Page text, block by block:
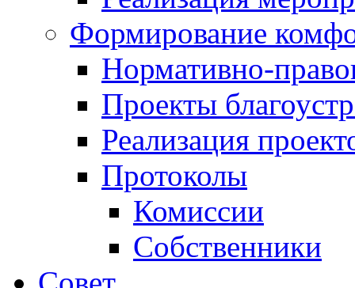
Формирование
Нормативно-
Проекты
Реализация
Протоколы
Комиссии
Собственники